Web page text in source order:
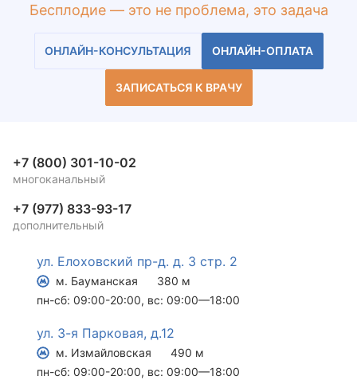
Бесплодие — это не проблема, это задача
ОНЛАЙН-КОНСУЛЬТАЦИЯ ОНЛАЙН-ОПЛАТА
ЗАПИСАТЬСЯ К ВРАЧУ
+7 (800) 301-10-02
многоканальный
+7 (977) 833-93-17
дополнительный
ул. Елоховский пр-д. д. 3 стр. 2
м. Бауманская
380 м
пн-сб: 09:00-20:00, вс: 09:00—18:00
ул. 3-я Парковая, д.12
м. Измайловская
490 м
пн-сб: 09:00-20:00, вс: 09:00—18:00